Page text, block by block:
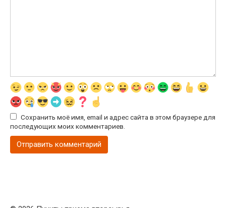
Сохранить моё имя, email и адрес сайта в этом браузере для
последующих моих комментариев.